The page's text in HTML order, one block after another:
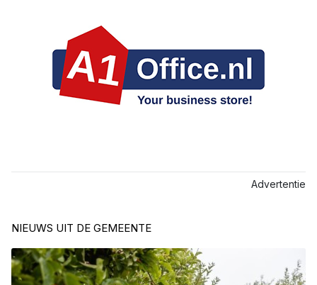
Advertentie
NIEUWS UIT DE GEMEENTE